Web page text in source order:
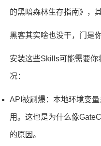
的黑暗森林生存指南》，
黑客其实啥也没干，门是
安装这些Skills可能需要
况：
API被刷爆：本地环境变
用。这也是为什么像
的原因。